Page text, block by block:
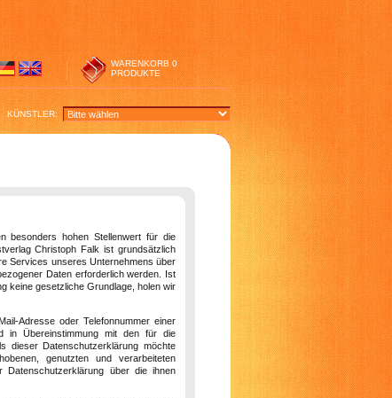
WARENKORB 0
PRODUKTE
KÜNSTLER:
besonders hohen Stellenwert für die
Christoph Falk ist grundsätzlich
Services unseres Unternehmens über
Daten erforderlich werden. Ist
keine gesetzliche Grundlage, holen wir
Adresse oder Telefonnummer einer
in Übereinstimmung mit den für die
dieser Datenschutzerklärung möchte
genutzten und verarbeiteten
Datenschutzerklärung über die ihnen